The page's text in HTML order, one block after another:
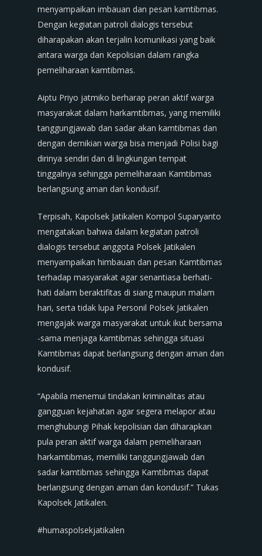
menyampaikan imbauan dan pesan kamtibmas.
Dengan kegiatan patroli dialogis tersebut
diharapakan akan terjalin komunikasi yang baik
antara warga dan Kepolisian dalam rangka
pemeliharaan kamtibmas.
Aiptu Priyo jatmiko berharap peran aktif warga
masyarakat dalam harkamtibmas, yang memiliki
tanggungjawab dan sadar akan kamtibmas dan
dengan demikian warga bisa menjadi Polisi bagi
dirinya sendiri dan di lingkungan tempat
tinggalnya sehingga pemeliharaan Kamtibmas
berlangsung aman dan kondusif.
Terpisah, Kapolsek Jatikalen Kompol Suparyanto
mengatakan bahwa dalam kegiatan patroli
dialogis tersebut anggota Polsek Jatikalen
menyampaikan himbauan dan pesan Kamtibmas
terhadap masyarakat agar senantiasa berhati-
hati dalam beraktifitas di siang maupun malam
hari, serta tidak lupa Personil Polsek Jatikalen
mengajak warga masyarakat untuk ikut bersama
-sama menjaga kamtibmas sehingga situasi
Kamtibmas dapat berlangsung dengan aman dan
kondusif.
“Apabila menemui tindakan kriminalitas atau
gangguan kejahatan agar segera melapor atau
menghubungi Pihak kepolisian dan diharapkan
pula peran aktif warga dalam pemeliharaan
harkamtibmas, memiliki tanggungjawab dan
sadar kamtibmas sehingga Kamtibmas dapat
berlangsung dengan aman dan kondusif.” Tukas
Kapolsek Jatikalen.
#humaspolsekjatikalen